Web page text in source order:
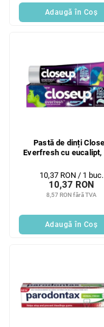
Adaugă în Coş
Pastă de dinți
Everfresh cu eucalipt,
8,57 RON fără TVA
10,37 RON
Evaluare
preţ:
10,37 RON / 1 buc.
Adaugă în Coş